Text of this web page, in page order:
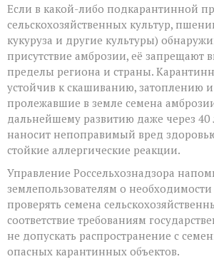
Если в какой-либо подкарантинной
сельскохозяйственных культур,
кукуруза и другие культуры)
присутствие амброзии, её запрещают
пределы региона и страны.
устойчив к скашиванию, затоплению и
пролежавшие в земле семена
дальнейшему развитию даже через 40
наносит непоправимый вред
стойкие аллергические реакции.
Управление Россельхознадзора
землепользователям о необходимости
проверять семена
соответствие требованиям
не допускать распространение с
опасных карантинных объектов.